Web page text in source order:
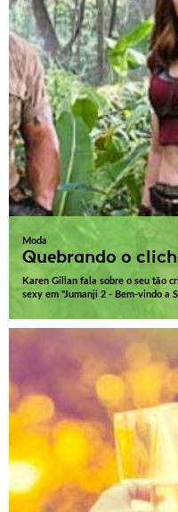
Moda
Quebrando o
Karen Gillan fala sobre o seu tão
sexy em "Jumanji 2 - Bem-vindo a